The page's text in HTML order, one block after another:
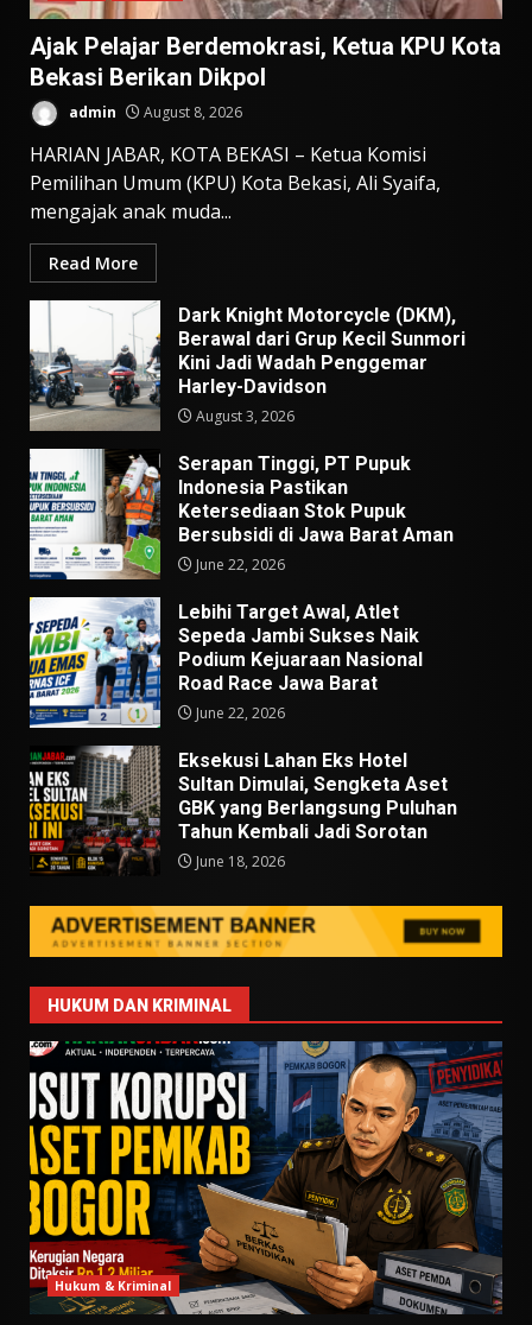
Ajak Pelajar Berdemokrasi, Ketua KPU Kota
Bekasi Berikan Dikpol
admin August 8, 2026
HARIAN JABAR, KOTA BEKASI – Ketua Komisi
Pemilihan Umum (KPU) Kota Bekasi, Ali Syaifa,
mengajak anak muda...
Read More
Dark Knight Motorcycle (DKM),
Berawal dari Grup Kecil Sunmori
Kini Jadi Wadah Penggemar
Harley-Davidson
August 3, 2026
Serapan Tinggi, PT Pupuk
Indonesia Pastikan
Ketersediaan Stok Pupuk
Bersubsidi di Jawa Barat Aman
June 22, 2026
Lebihi Target Awal, Atlet
Sepeda Jambi Sukses Naik
Podium Kejuaraan Nasional
Road Race Jawa Barat
June 22, 2026
Eksekusi Lahan Eks Hotel
Sultan Dimulai, Sengketa Aset
GBK yang Berlangsung Puluhan
Tahun Kembali Jadi Sorotan
June 18, 2026
HUKUM DAN KRIMINAL
Hukum & Kriminal